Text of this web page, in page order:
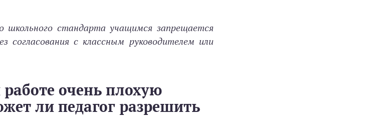
стандарта учащимся запрещается
согласования с классным руководителем или
очень плохую
ли педагог разрешить